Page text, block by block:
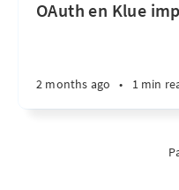
OAuth en Klue
2 months ago • 1 min